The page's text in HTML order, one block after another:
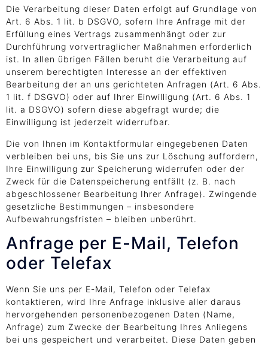
Die Verarbeitung dieser Daten erfolgt auf Grundlage von
Art. 6 Abs. 1 lit. b DSGVO, sofern Ihre Anfrage mit der
Erfüllung eines Vertrags zusammenhängt oder zur
Durchführung vorvertraglicher Maßnahmen erforderlich
ist. In allen übrigen Fällen beruht die Verarbeitung auf
unserem berechtigten Interesse an der effektiven
Bearbeitung der an uns gerichteten Anfragen (Art. 6 Abs.
1 lit. f DSGVO) oder auf Ihrer Einwilligung (Art. 6 Abs. 1
lit. a DSGVO) sofern diese abgefragt wurde; die
Einwilligung ist jederzeit widerrufbar.
Die von Ihnen im Kontaktformular eingegebenen Daten
verbleiben bei uns, bis Sie uns zur Löschung auffordern,
Ihre Einwilligung zur Speicherung widerrufen oder der
Zweck für die Datenspeicherung entfällt (z. B. nach
abgeschlossener Bearbeitung Ihrer Anfrage). Zwingende
gesetzliche Bestimmungen – insbesondere
Aufbewahrungsfristen – bleiben unberührt.
Anfrage per E-Mail, Telefon
oder Telefax
Wenn Sie uns per E-Mail, Telefon oder Telefax
kontaktieren, wird Ihre Anfrage inklusive aller daraus
hervorgehenden personenbezogenen Daten (Name,
Anfrage) zum Zwecke der Bearbeitung Ihres Anliegens
bei uns gespeichert und verarbeitet. Diese Daten geben